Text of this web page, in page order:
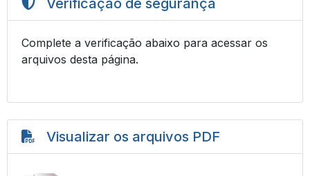
Verificação de segurança
Complete a verificação abaixo para acessar os
arquivos desta página.
Visualizar os arquivos PDF